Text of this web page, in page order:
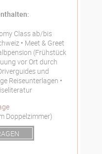
Class ab/bis
Meet & Greet
(Frühstück
vor Ort durch
und
Reiseunterlagen
Doppelzimmer)